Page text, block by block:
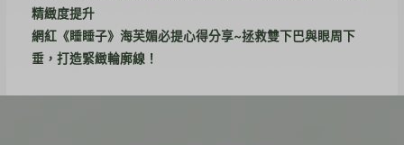
精緻度提升
網紅《睡睡子》海芙媚必提心得分享~拯救雙下巴與眼周下
垂，打造緊緻輪廓線！